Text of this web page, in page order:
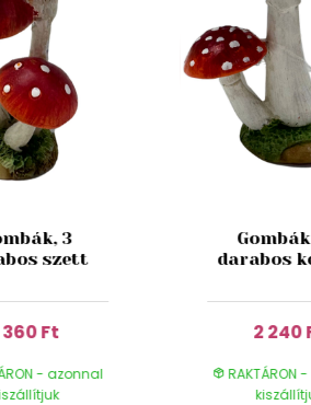
3
szett
360 Ft
- azonnal
darabos
2 240
RAKTÁRON